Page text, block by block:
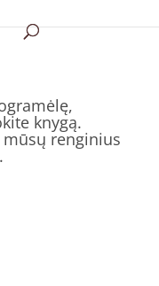
knygą.
renginius